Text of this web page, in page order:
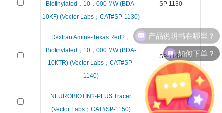
Biotinylated，10，000 MW (BDA-
10KF) (Vector Labs；CAT#SP-1130)
SP-1130
Dextran Amine-Texas Red?，
Biotinylated，10，000 MW (BDA-
10KTR) (Vector Labs；CAT#SP-
1140)
SP-1140
NEUROBIOTIN?-PLUS Tracer
(Vector Labs；CAT#SP-1150)
SP-1150
产品说明书在哪里？
如何下单？